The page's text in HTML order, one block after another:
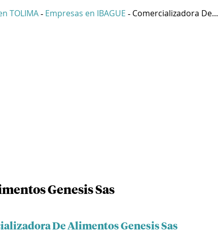
TOLIMA - Empresas en IBAGUE - Comercializadora De...
Genesis Sas
De Alimentos Genesis Sas